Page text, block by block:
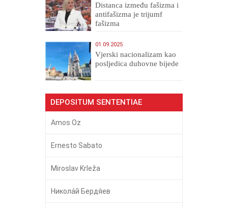
Distanca između fašizma i
antifašizma je trijumf
fašizma
01.09.2025
​Vjerski nacionalizam kao
posljedica duhovne bijede
DEPOSITUM SENTENTIAE
Amos Oz
Ernesto Sabato
Miroslav Krleža
Никола́й Бердя́ев